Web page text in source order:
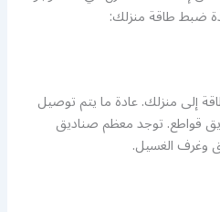
ضبط طاقة منزلك:
إلى منزلك. عادة ما يتم توصيل
قواطع. توجد معظم صناديق
وغرف الغسيل.